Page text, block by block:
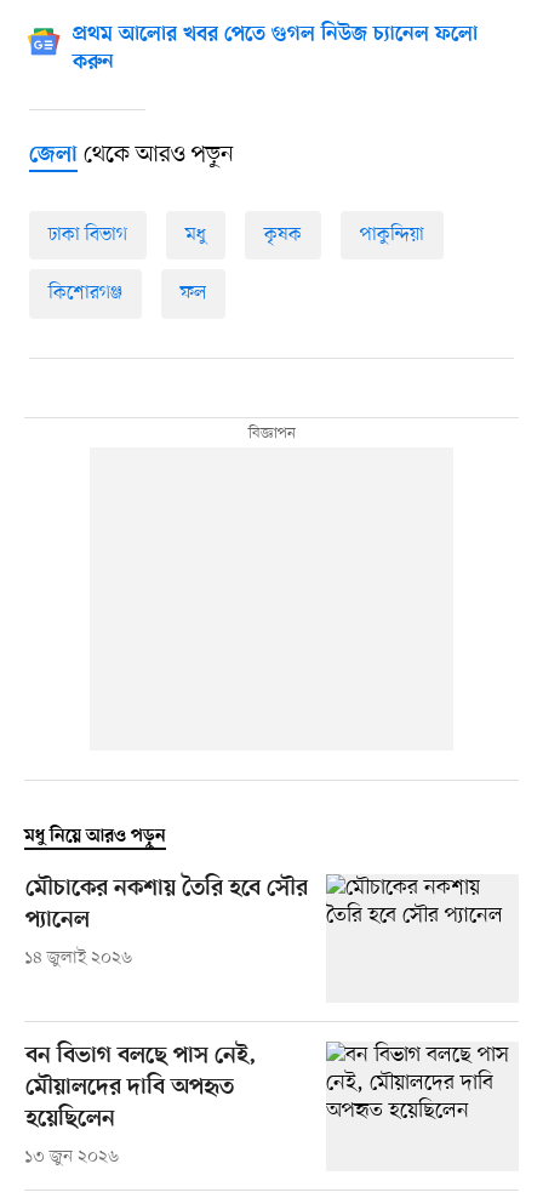
প্রথম আলোর খবর পেতে গুগল নিউজ চ্যানেল ফলো
করুন
জেলাথেকে আরও পড়ুন
ঢাকা বিভাগ মধু কৃষক পাকুন্দিয়া
কিশোরগঞ্জ ফল
মধু নিয়ে আরও পড়ুন
মৌচাকের নকশায় তৈরি হবে সৌর
প্যানেল
১৪ জুলাই ২০২৬
বন বিভাগ বলছে পাস নেই,
মৌয়ালদের দাবি অপহৃত
হয়েছিলেন
১৩ জুন ২০২৬